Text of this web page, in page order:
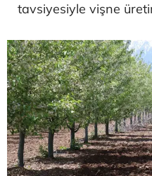
tavsiyesiyle vişne